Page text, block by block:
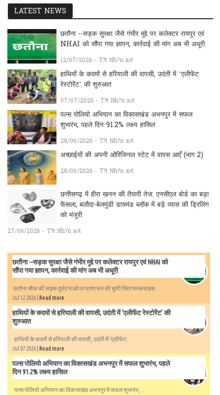
LATEST NEWS
छतौना --सड़क सुरक्षा जैसे गंभीर मुद्दे पर कलेक्टर रायपुर एवं
NHAI को सौंपा गया ज्ञापन, कार्रवाई की मांग अब भी अधूरी
12/07/2026 - T?t Nh?n xét
हाथियों के कदमों से हरियाली की वापसी, उदंती में ‘एलीफेंट
रेस्टोरेंट’ की शुरुआत
07/07/2026 - T?t Nh?n xét
पल्स पोलियो अभियान का विकासखंड अभनपुर में सफल
शुभारंभ, पहले दिन 91.2% लक्ष्य हासिल
28/06/2026 - T?t Nh?n xét
अच्छाईयों की अपनी ओरिजिनल स्टेट में वापस आएँ (भाग 2)
28/06/2026 - T?t Nh?n xét
छत्तीसगढ़ में हीरा खनन की तैयारी तेज: एनसीएल बोर्ड का बड़ा
फैसला, बलौदा-बेलमुंडी डायमंड ब्लॉक में बड़े व्यास की ड्रिलिंग
को मंजूरी
27/06/2026 - T?t Nh?n xét
छतौना --सड़क सुरक्षा जैसे गंभीर मुद्दे पर कलेक्टर रायपुर एवं NHAI को
सौंपा गया ज्ञापन, कार्रवाई की मांग अब भी अधूरी
छतौना चौक की सड़क दुर्घटनाओं पर प्रशासन की चुप्पी चिंताजनकसड़क...
Jul 12 2026 | Read more
हाथियों के कदमों से हरियाली की वापसी, उदंती में ‘एलीफेंट रेस्टोरेंट’ की
शुरुआत
हाथियों के कदमों से हरियाली की वापसी, उदंती में ‘एलीफेंट...
Jul 07 2026 | Read more
पल्स पोलियो अभियान का विकासखंड अभनपुर में सफल शुभारंभ, पहले
दिन 91.2% लक्ष्य हासिल
पल्स पोलियो अभियान का विकासखंड अभनपुर में सफल शुभारंभ,...